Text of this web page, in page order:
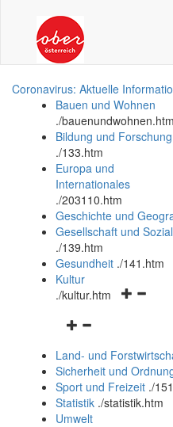
Coronavirus: Aktuelle
Bauen und Wohnen
./bauenundwohnen.htm
Bildung und Forschung
./133.htm
Europa und
Internationales
./203110.htm
Geschichte und
Gesellschaft und
./139.htm
Gesundheit ./141.htm
Kultur
./kultur.htm
Navigationsmenü
und
schließen
Land- und
Sicherheit und
Sport und Freizeit ./
Statistik ./statistik.htm
Umwelt